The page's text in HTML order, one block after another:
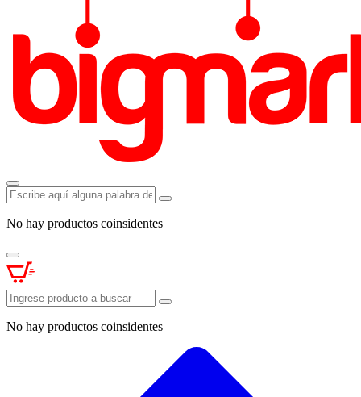
No hay productos coinsidentes
No hay productos coinsidentes